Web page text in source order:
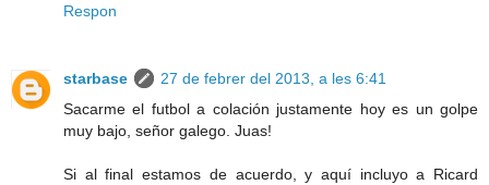
Respon
starbase
27 de febrer del 2013, a les 6:41
Sacarme el futbol a colación justamente hoy es un golpe
muy bajo, señor galego. Juas!
Si al final estamos de acuerdo, y aquí incluyo a Ricard